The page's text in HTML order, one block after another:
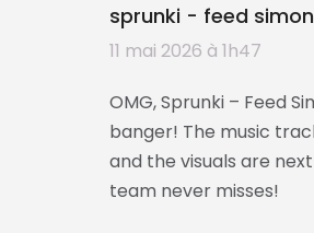
sprunki - feed simon
dit
11 mai 2026 à 1h47
OMG, Sprunki – Feed
banger! The music
and the visuals are
team never misses!